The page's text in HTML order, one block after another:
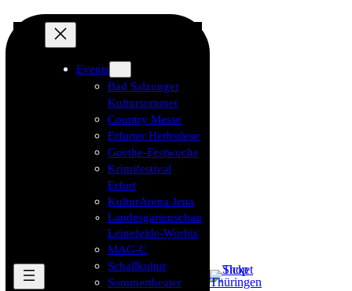
Events
Bad Salzunger
Kultursommer
Country Messe
Erfurter Herbstlese
Goethe-Festwoche
Krimifestival
Erfurt
KulturArena Jena
Landesgartenschau
Leinefelde-Worbis
MAG-C
Schallkultur
Sommertheater